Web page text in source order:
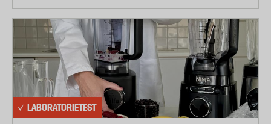
LABORATORIETEST